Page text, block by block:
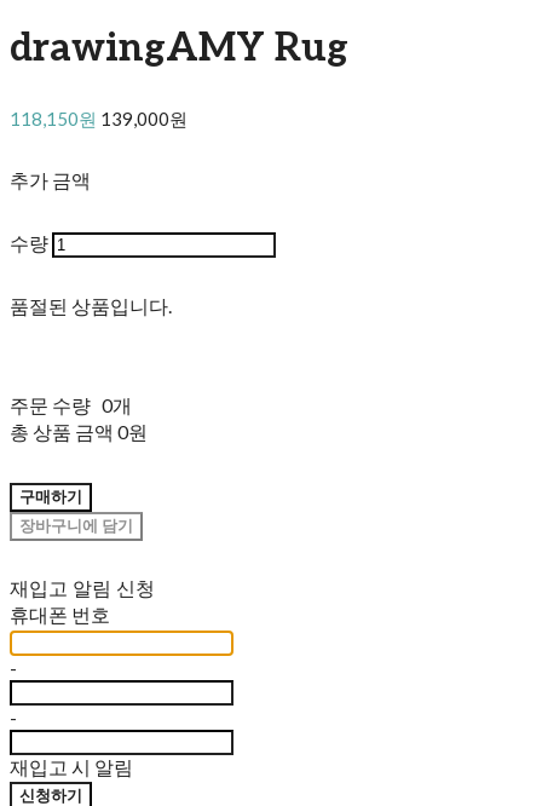
drawingAMY Rug
118,150원 139,000원
추가 금액
수량
품절된 상품입니다.
주문 수량 0개
총 상품 금액 0원
구매하기
장바구니에 담기
재입고 알림 신청
휴대폰 번호
-
-
재입고 시 알림
신청하기